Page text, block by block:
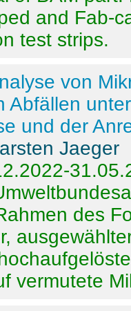
and Fab-
test strips.
von
Abfällen
und der
Jaeger
des
vermutete